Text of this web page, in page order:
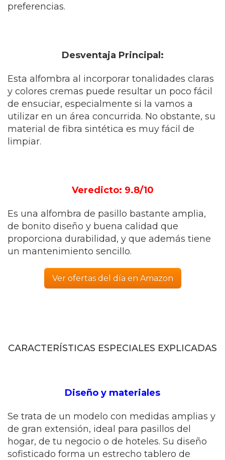
preferencias.
Desventaja Principal:
Esta alfombra al incorporar tonalidades claras
y colores cremas puede resultar un poco fácil
de ensuciar, especialmente si la vamos a
utilizar en un área concurrida. No obstante, su
material de fibra sintética es muy fácil de
limpiar.
Veredicto: 9.8/10
Es una alfombra de pasillo bastante amplia,
de bonito diseño y buena calidad que
proporciona durabilidad, y que además tiene
un mantenimiento sencillo.
Ver ofertas del día en Amazon
CARACTERÍSTICAS ESPECIALES EXPLICADAS
Diseño y materiales
Se trata de un modelo con medidas amplias y
de gran extensión, ideal para pasillos del
hogar, de tu negocio o de hoteles. Su diseño
sofisticado forma un estrecho tablero de